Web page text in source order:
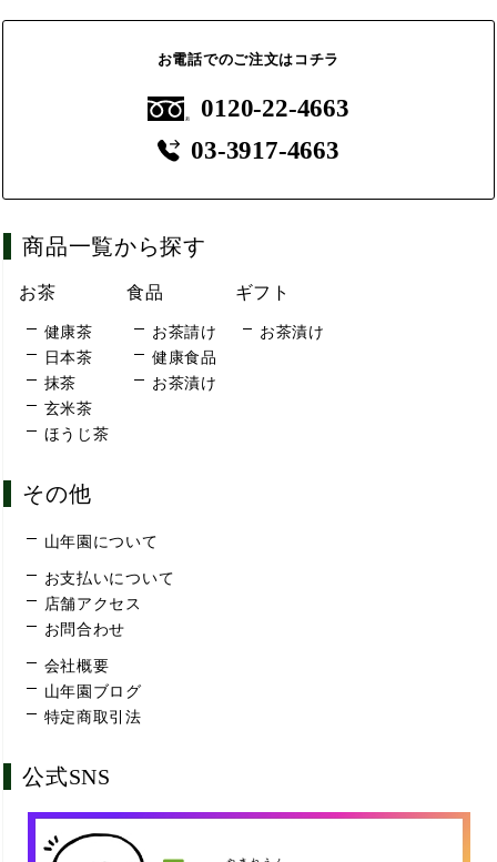
お電話でのご注文はコチラ
0120-22-4663
03-3917-4663
商品一覧から探す
お茶
健康茶
日本茶
抹茶
玄米茶
ほうじ茶
食品
お茶請け
健康食品
お茶漬け
ギフト
お茶漬け
その他
山年園について
お支払いについて
店舗アクセス
お問合わせ
会社概要
山年園ブログ
特定商取引法
公式SNS